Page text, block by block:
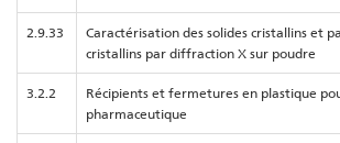
2.9.33
Caractérisation des solides cristallins et
cristallins par diffraction X sur poudre
3.2.2
Récipients et fermetures en plastique
pharmaceutique